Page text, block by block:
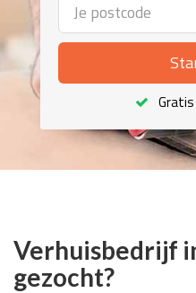
Verhuisbedrijf
gezocht?